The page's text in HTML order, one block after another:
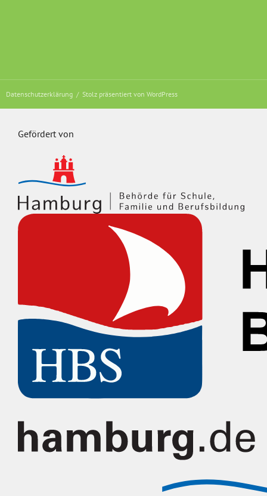
Datenschutzerklärung Stolz präsentiert von WordPress
Gefördert von